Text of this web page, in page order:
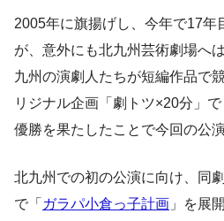
2005年に旗揚げし、今年で17年
が、意外にも北九州芸術劇場へ
九州の演劇人たちが短編作品で
リジナル企画「劇トツ×20分」
優勝を果たしたことで今回の公
北九州での初の公演に向け、同
で「 ガラパ小倉っ子計画 」を展